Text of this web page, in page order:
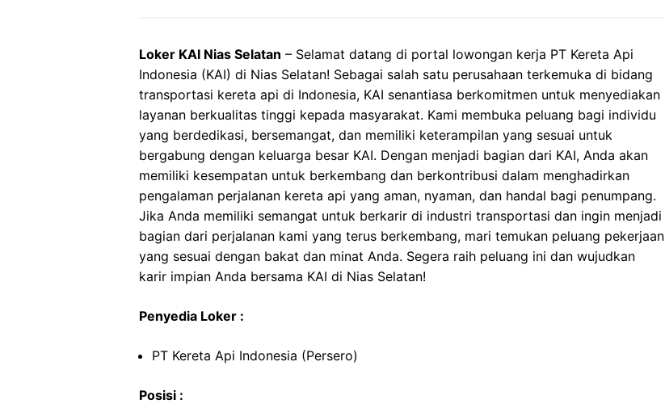
Loker KAI Nias Selatan – Selamat datang di portal lowongan kerja PT Kereta Api
Indonesia (KAI) di Nias Selatan! Sebagai salah satu perusahaan terkemuka di bidang
transportasi kereta api di Indonesia, KAI senantiasa berkomitmen untuk menyediakan
layanan berkualitas tinggi kepada masyarakat. Kami membuka peluang bagi individu
yang berdedikasi, bersemangat, dan memiliki keterampilan yang sesuai untuk
bergabung dengan keluarga besar KAI. Dengan menjadi bagian dari KAI, Anda akan
memiliki kesempatan untuk berkembang dan berkontribusi dalam menghadirkan
pengalaman perjalanan kereta api yang aman, nyaman, dan handal bagi penumpang.
Jika Anda memiliki semangat untuk berkarir di industri transportasi dan ingin menjadi
bagian dari perjalanan kami yang terus berkembang, mari temukan peluang pekerjaan
yang sesuai dengan bakat dan minat Anda. Segera raih peluang ini dan wujudkan
karir impian Anda bersama KAI di Nias Selatan!
Penyedia Loker :
PT Kereta Api Indonesia (Persero)
Posisi :